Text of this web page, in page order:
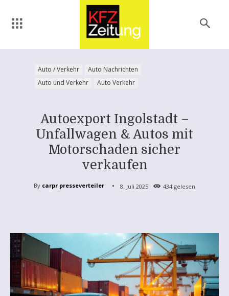
Auto / Verkehr
Auto Nachrichten
Auto und Verkehr
Auto Verkehr
Autoexport Ingolstadt –
Unfallwagen & Autos mit
Motorschaden sicher
verkaufen
By carpr presseverteiler 8. Juli 2025 434 gelesen